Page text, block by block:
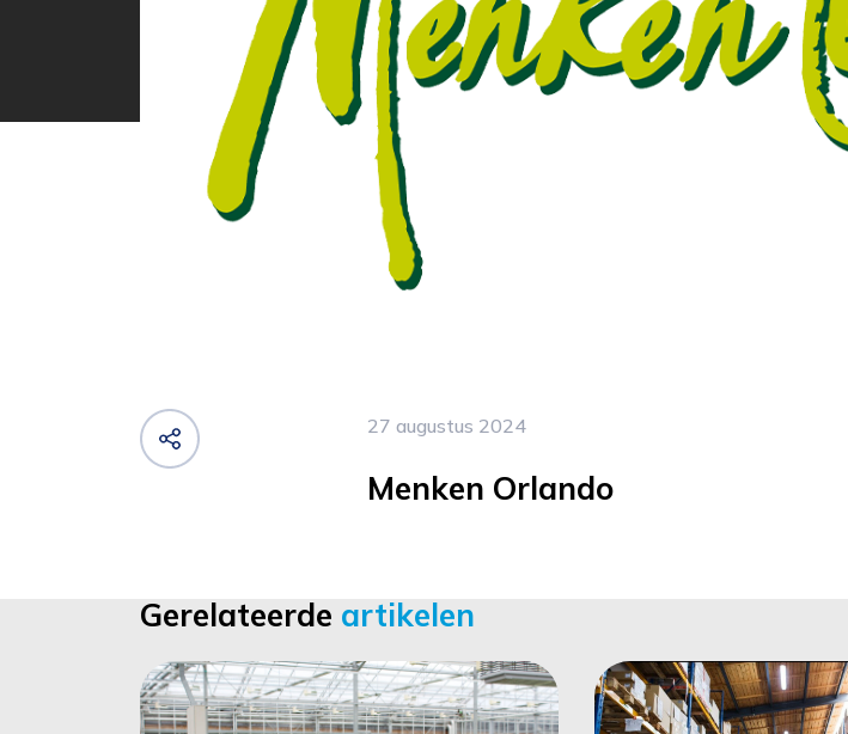
27 augustus 2024
Menken Orlando
Gerelateerde artikelen